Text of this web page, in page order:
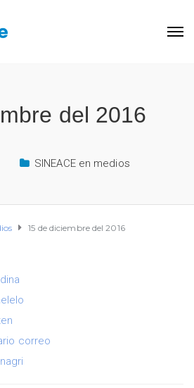
del 2016
SINEACE en medios
15 de diciembre del 2016